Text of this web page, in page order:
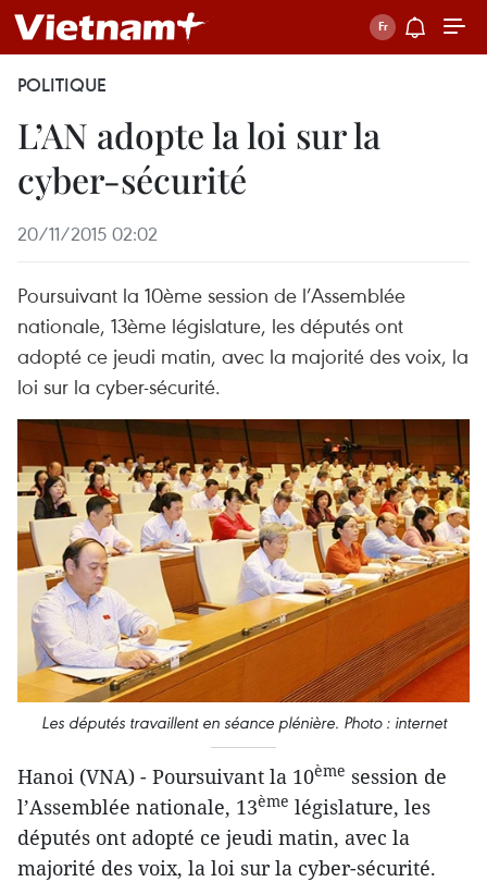
POLITIQUE
L’AN adopte la loi sur la
cyber-sécurité
20/11/2015 02:02
Poursuivant la 10ème session de l’Assemblée
nationale, 13ème législature, les députés ont
adopté ce jeudi matin, avec la majorité des voix, la
loi sur la cyber-sécurité.
Les députés travaillent en séance plénière. Photo : internet
Hanoi (VNA) - Poursuivant la 10ème session de
l’Assemblée nationale, 13ème législature, les
députés ont adopté ce jeudi matin, avec la
majorité des voix, la loi sur la cyber-sécurité.